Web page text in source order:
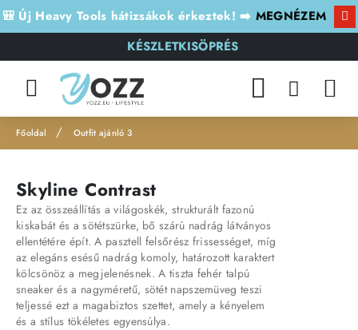
🎒 Új Heavy Tools hátizsákok érkeztek! ➡️ MEGNÉZEM
KÉSZLETKISÖPRÉS
h
m
e
Outfit ajánló 3
Skyline Contrast
Ez az összeállítás a világoskék, strukturált fazonú
kiskabát és a sötétszürke, bő szárú nadrág látványos
ellentétére épít. A pasztell felsőrész frissességet, míg
az elegáns esésű nadrág komoly, határozott karaktert
kölcsönöz a megjelenésnek. A tiszta fehér talpú
sneaker és a nagyméretű, sötét napszemüveg teszi
teljessé ezt a magabiztos szettet, amely a kényelem
és a stílus tökéletes egyensúlya.